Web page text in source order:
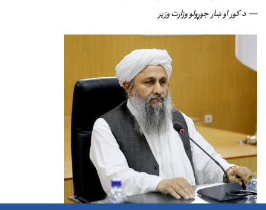
د کور او ښار جوړولو وزارت وزیر